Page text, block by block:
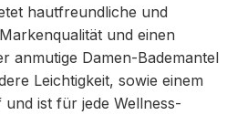
hautfreundliche und
und einen
anmutige Damen-Bademantel
Leichtigkeit, sowie einem
ist für jede Wellness-